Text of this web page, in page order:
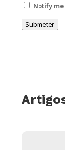
Notify
Submeter